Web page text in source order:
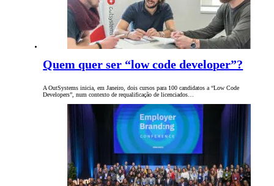
Quem quer ser “low code developer”?
A OutSystems inicia, em Janeiro, dois cursos para 100 candidatos a “Low Code
Developers”, num contexto de requalificação de licenciados…